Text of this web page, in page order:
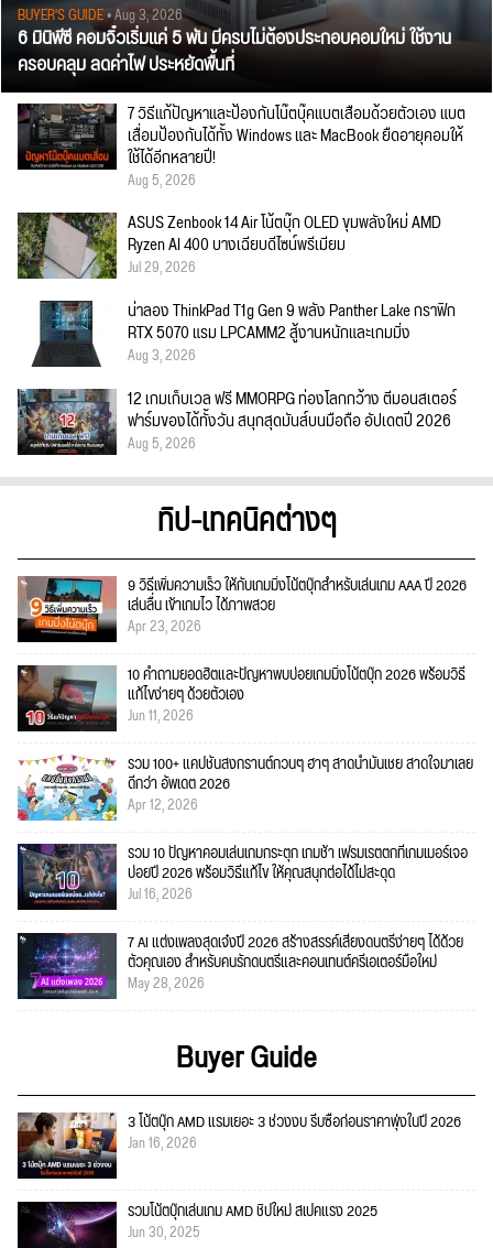
BUYER'S GUIDE• Aug 3, 2026
6 มินิพีซี คอมจิ๋วเริ่มแค่ 5 พัน มีครบไม่ต้องประกอบคอมใหม่ ใช้งาน
ครอบคลุม ลดค่าไฟ ประหยัดพื้นที่
7 วิธีแก้ปัญหาและป้องกันโน๊ตบุ๊คแบตเสื่อมด้วยตัวเอง แบต
เสื่อมป้องกันได้ทั้ง Windows และ MacBook ยืดอายุคอมให้
ใช้ได้อีกหลายปี!
Aug 5, 2026
ASUS Zenbook 14 Air โน้ตบุ๊ก OLED ขุมพลังใหม่ AMD
Ryzen AI 400 บางเฉียบดีไซน์พรีเมียม
Jul 29, 2026
น่าลอง ThinkPad T1g Gen 9 พลัง Panther Lake กราฟิก
RTX 5070 แรม LPCAMM2 สู้งานหนักและเกมมิ่ง
Aug 3, 2026
12 เกมเก็บเวล ฟรี MMORPG ท่องโลกกว้าง ตีมอนสเตอร์
ฟาร์มของได้ทั้งวัน สนุกสุดมันส์บนมือถือ อัปเดตปี 2026
Aug 5, 2026
ทิป-เทคนิคต่างๆ
9 วิธีเพิ่มความเร็ว ให้กับเกมมิ่งโน้ตบุ๊กสำหรับเล่นเกม AAA ปี 2026
เล่นลื่น เข้าเกมไว ได้ภาพสวย
Apr 23, 2026
10 คำถามยอดฮิตและปัญหาพบบ่อยเกมมิ่งโน้ตบุ๊ก 2026 พร้อมวิธี
แก้ไขง่ายๆ ด้วยตัวเอง
Jun 11, 2026
รวม 100+ แคปชั่นสงกรานต์กวนๆ ฮาๆ สาดน้ำมันเชย สาดใจมาเลย
ดีกว่า อัพเดต 2026
Apr 12, 2026
รวม 10 ปัญหาคอมเล่นเกมกระตุก เกมช้า เฟรมเรตตกที่เกมเมอร์เจอ
บ่อยปี 2026 พร้อมวิธีแก้ไข ให้คุณสนุกต่อได้ไม่สะดุด
Jul 16, 2026
7 AI แต่งเพลงสุดเจ๋งปี 2026 สร้างสรรค์เสียงดนตรีง่ายๆ ได้ด้วย
ตัวคุณเอง สำหรับคนรักดนตรีและคอนเทนต์ครีเอเตอร์มือใหม่
May 28, 2026
Buyer Guide
3 โน้ตบุ๊ก AMD แรมเยอะ 3 ช่วงงบ รีบซื้อก่อนราคาพุ่งในปี 2026
Jan 16, 2026
รวมโน้ตบุ๊กเล่นเกม AMD ชิปใหม่ สเปคแรง 2025
Jun 30, 2025